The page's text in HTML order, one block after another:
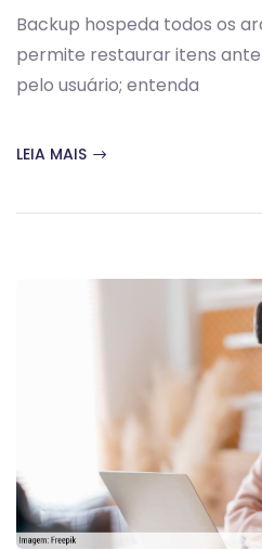
Backup hospeda todos os
permite restaurar itens
pelo usuário; entenda
LEIA MAIS